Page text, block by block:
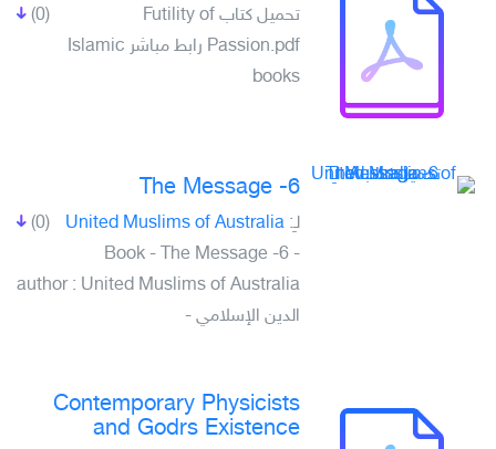
(0)
تحميل كتاب Futility of
Passion.pdf رابط مباشر Islamic
books
The Message -6
(0) لـِ: United Muslims of Australia
Book - The Message -6 -
author : United Muslims of Australia
الدين الإسلامي -
Contemporary Physicists
and Godrs Existence